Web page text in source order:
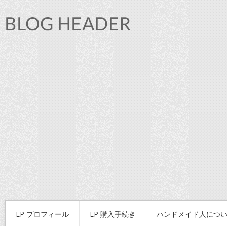
LP プロフィール LP 購入手続き ハンドメイド人につ